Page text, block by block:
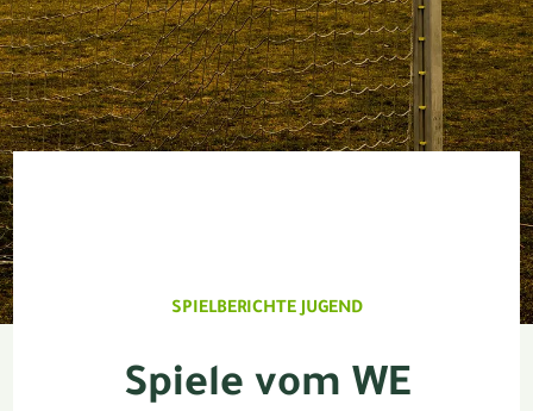
SPIELBERICHTE JUGEND
Spiele vom WE